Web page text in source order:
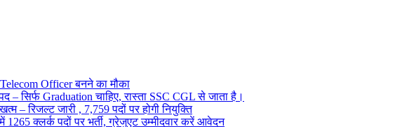
Officer बनने का मौका
– सिर्फ Graduation चाहिए, रास्ता SSC CGL से जाता है।
– रिजल्ट जारी , 7,759 पदों पर होगी नियुक्ति
1265 क्लर्क पदों पर भर्ती, ग्रेजुएट उम्मीदवार करें आवेदन